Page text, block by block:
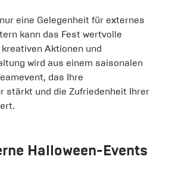
eine Gelegenheit für externes
kann das Fest wertvolle
Aktionen und
wird aus einem saisonalen
das Ihre
stärkt und die Zufriedenheit Ihrer
Halloween-Events